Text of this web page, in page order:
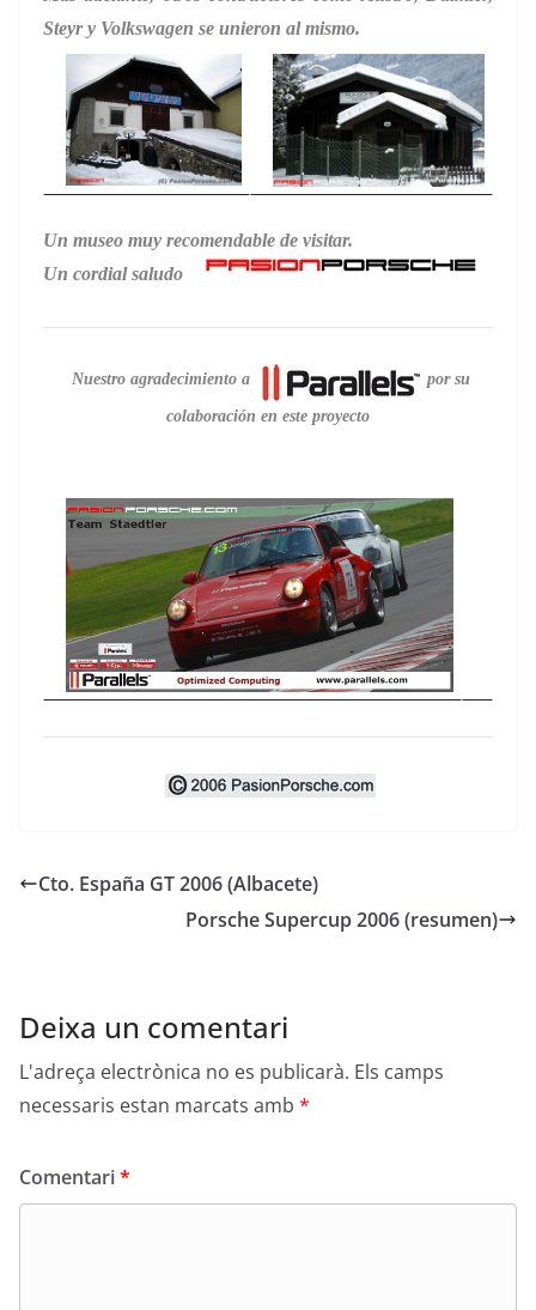
Steyr y Volkswagen se unieron al mismo.
Un museo muy recomendable de visitar.
Un cordial saludo
Nuestro agradecimiento a por su
colaboración en este proyecto
Cto. España GT 2006 (Albacete)
Porsche Supercup 2006 (resumen)
Deixa un comentari
L'adreça electrònica no es publicarà. Els camps
necessaris estan marcats amb *
Comentari*